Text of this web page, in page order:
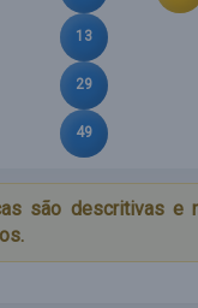
13
29
49
são descritivas e